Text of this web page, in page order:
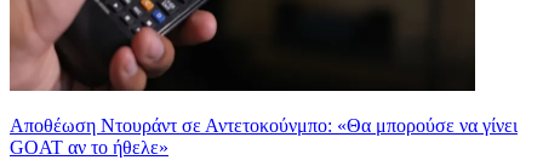
Αποθέωση Ντουράντ σε Αντετοκούνμπο: «Θα μπορούσε να γίνει
GOAT αν το ήθελε»